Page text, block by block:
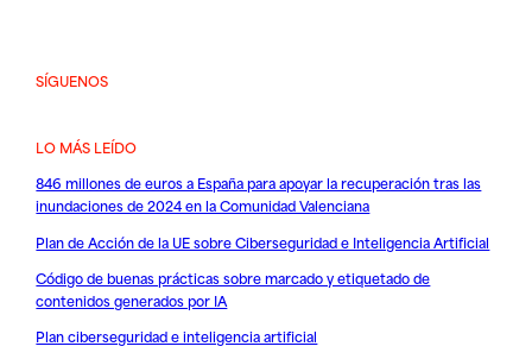
SÍGUENOS
LO MÁS LEÍDO
846 millones de euros a España para apoyar la recuperación tras las
inundaciones de 2024 en la Comunidad Valenciana
Plan de Acción de la UE sobre Ciberseguridad e Inteligencia Artificial
Código de buenas prácticas sobre marcado y etiquetado de
contenidos generados por IA
Plan ciberseguridad e inteligencia artificial